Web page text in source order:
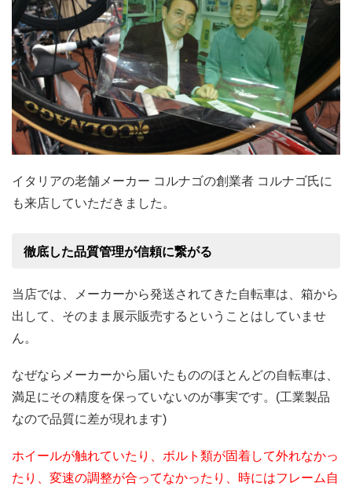
イタリアの老舗メーカー コルナゴの創業者 コルナゴ氏に
も来店していただきました。
徹底した品質管理が信頼に繋がる
当店では、メーカーから発送されてきた自転車は、箱から
出して、そのまま展示販売するということはしていませ
ん。
なぜならメーカーから届いたもののほとんどの自転車は、
満足にその精度を保っていないのが事実です。(工業製品
なので品質に差が現れます)
ホイールが触れていたり、ボルト類が固着して外れなかっ
たり、変速の調整が合ってなかったり、時にはフレーム自